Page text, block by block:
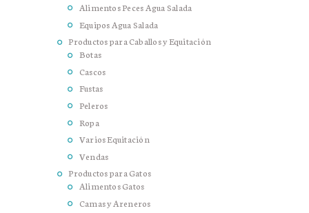
Alimentos Peces Agua Salada
Equipos Agua Salada
Productos para Caballos y Equitación
Botas
Cascos
Fustas
Peleros
Ropa
Varios Equitación
Vendas
Productos para Gatos
Alimentos Gatos
Camas y Areneros